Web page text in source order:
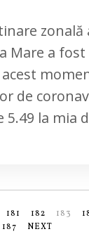
zonală
Mare a
de
5.49 la mia
181 182 183
187
NEXT